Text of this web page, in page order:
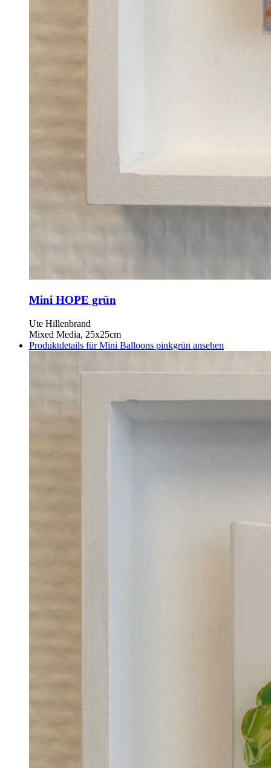
Mini HOPE grün
Ute Hillenbrand
Mixed Media, 25x25cm
Produktdetails für Mini Balloons pinkgrün ansehen